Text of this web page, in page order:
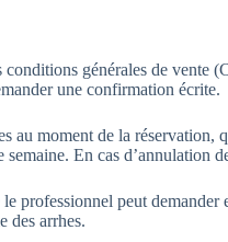
générales de vente
une confirmation écrite.
au moment de la réservation,
En cas d’annulation
professionnel peut demander
des arrhes.